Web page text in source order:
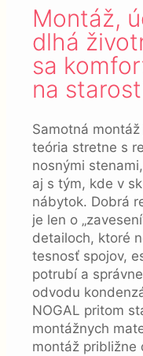
Montáž,
dlhá
sa
na
Samotná
teória stretne s
nosnými
aj s tým, kde v
nábytok. Dobrá
je len o
detailoch, ktoré
tesnosť spojov,
potrubí a
odvodu
NOGAL pritom
montážnych
montáž približne